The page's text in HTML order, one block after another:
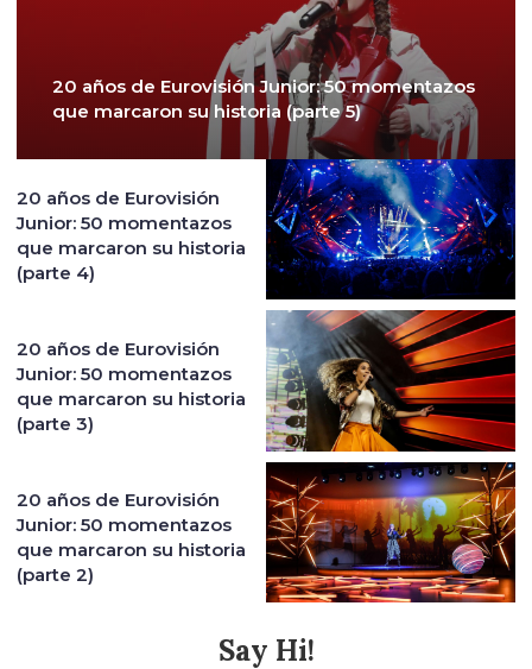
20 años de Eurovisión Junior: 50 momentazos
que marcaron su historia (parte 5)
20 años de Eurovisión
Junior: 50 momentazos
que marcaron su historia
(parte 4)
20 años de Eurovisión
Junior: 50 momentazos
que marcaron su historia
(parte 3)
20 años de Eurovisión
Junior: 50 momentazos
que marcaron su historia
(parte 2)
Say Hi!